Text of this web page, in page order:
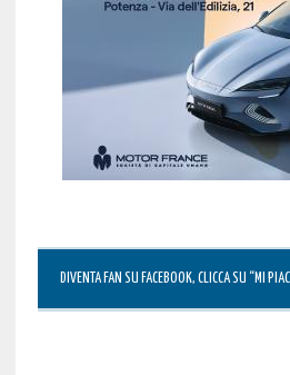
DIVENTA FAN SU FACEBOOK, CLICCA SU “MI